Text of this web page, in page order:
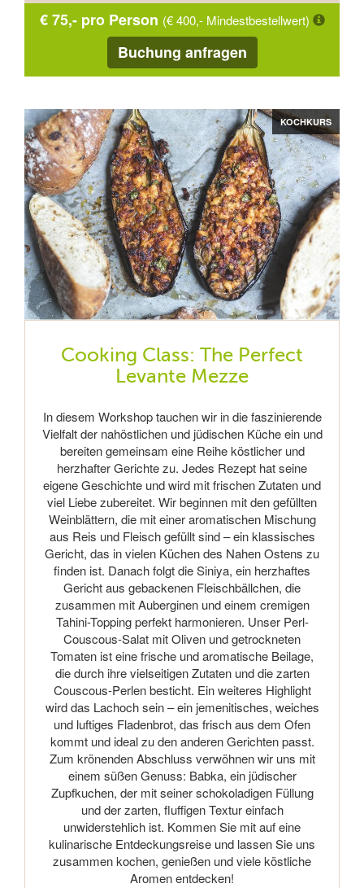
€ 75,- pro Person (€ 400,- Mindestbestellwert)
Buchung anfragen
KOCHKURS
Cooking Class: The Perfect
Levante Mezze
In diesem Workshop tauchen wir in die faszinierende
Vielfalt der nahöstlichen und jüdischen Küche ein und
bereiten gemeinsam eine Reihe köstlicher und
herzhafter Gerichte zu. Jedes Rezept hat seine
eigene Geschichte und wird mit frischen Zutaten und
viel Liebe zubereitet. Wir beginnen mit den gefüllten
Weinblättern, die mit einer aromatischen Mischung
aus Reis und Fleisch gefüllt sind – ein klassisches
Gericht, das in vielen Küchen des Nahen Ostens zu
finden ist. Danach folgt die Siniya, ein herzhaftes
Gericht aus gebackenen Fleischbällchen, die
zusammen mit Auberginen und einem cremigen
Tahini-Topping perfekt harmonieren. Unser Perl-
Couscous-Salat mit Oliven und getrockneten
Tomaten ist eine frische und aromatische Beilage,
die durch ihre vielseitigen Zutaten und die zarten
Couscous-Perlen besticht. Ein weiteres Highlight
wird das Lachoch sein – ein jemenitisches, weiches
und luftiges Fladenbrot, das frisch aus dem Ofen
kommt und ideal zu den anderen Gerichten passt.
Zum krönenden Abschluss verwöhnen wir uns mit
einem süßen Genuss: Babka, ein jüdischer
Zupfkuchen, der mit seiner schokoladigen Füllung
und der zarten, fluffigen Textur einfach
unwiderstehlich ist. Kommen Sie mit auf eine
kulinarische Entdeckungsreise und lassen Sie uns
zusammen kochen, genießen und viele köstliche
Aromen entdecken!